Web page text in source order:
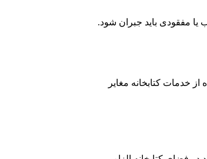
یا مفقودی باید جبران شود.
خدمات کتابخانه مغایر